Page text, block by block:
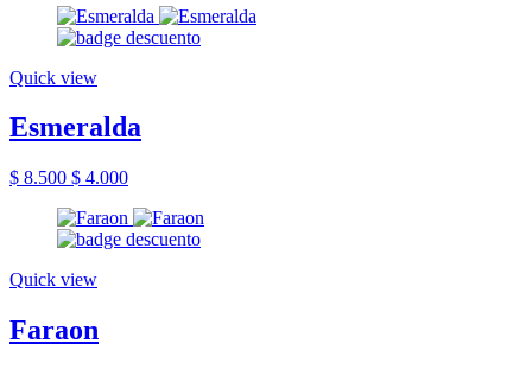
Quick view
Esmeralda
$ 8.500 $ 4.000
Quick view
Faraon